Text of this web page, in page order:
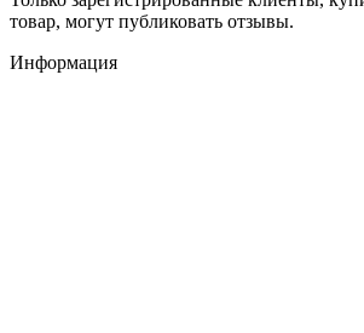
товар, могут публиковать отзывы.
Информация